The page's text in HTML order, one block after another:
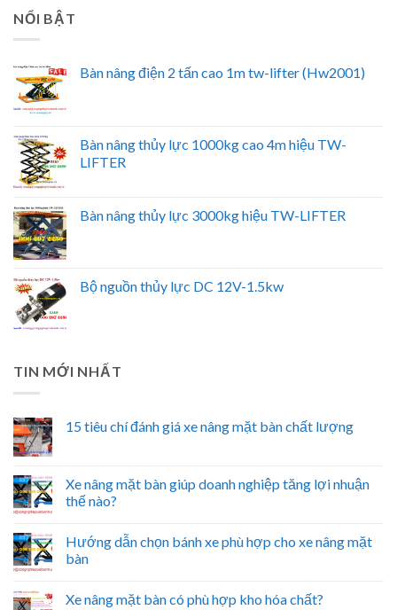
NỔI BẬT
Bàn nâng điện 2 tấn cao 1m tw-lifter (Hw2001)
Bàn nâng thủy lực 1000kg cao 4m hiệu TW-
LIFTER
Bàn nâng thủy lực 3000kg hiệu TW-LIFTER
Bộ nguồn thủy lực DC 12V-1.5kw
TIN MỚI NHẤT
15 tiêu chí đánh giá xe nâng mặt bàn chất lượng
Xe nâng mặt bàn giúp doanh nghiệp tăng lợi nhuận
thế nào?
Hướng dẫn chọn bánh xe phù hợp cho xe nâng mặt
bàn
Xe nâng mặt bàn có phù hợp kho hóa chất?